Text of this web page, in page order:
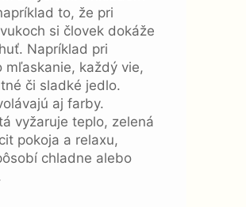
to, že pri
si človek dokáže
Napríklad pri
mľaskanie, každý vie,
či sladké jedlo.
aj farby.
vyžaruje teplo, zelená
pokoja a relaxu,
chladne alebo